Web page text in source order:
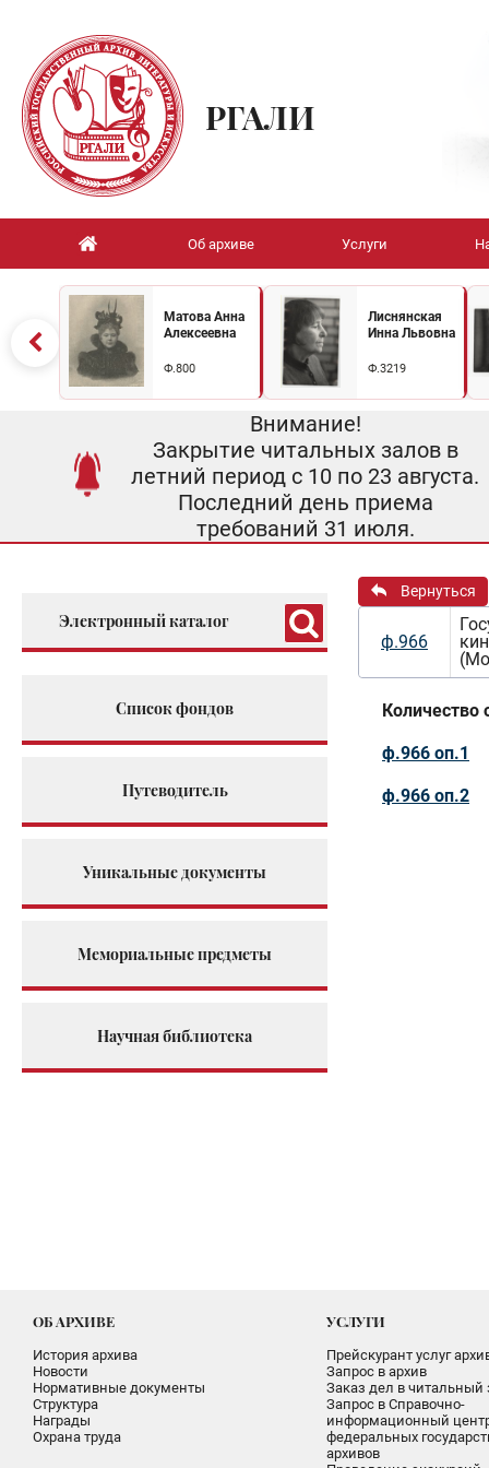
РГАЛИ
Об архиве Услуги
Матова Анна
Алексеевна
Ф.800
Лиснянская
Инна Львовна
Ф.3219
Внимание!
Закрытие читальных залов в
летний период с 10 по 23 августа.
Последний день приема
требований 31 июля.
Электронный каталог
Список фондов
Путеводитель
Уникальные документы
Мемориальные предметы
Научная библиотека
Вернуться
ф.966
Количество
ф.966 оп.1
ф.966 оп.2
ОБ АРХИВЕ
История архива
Новости
Нормативные документы
Структура
Награды
Охрана труда
УСЛУГИ
Прейскурант услуг
Запрос в архив
Заказ дел в читальный
Запрос в Справочно-
информационный
федеральных
архивов